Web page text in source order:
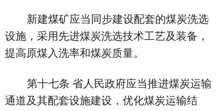
新建煤矿应当同步建设配套的煤炭洗选
设施，采用先进煤炭洗选技术工艺及装备，
提高原煤入洗率和煤炭质量。
第十七条 省人民政府应当推进煤炭运输
通道及其配套设施建设，优化煤炭运输结